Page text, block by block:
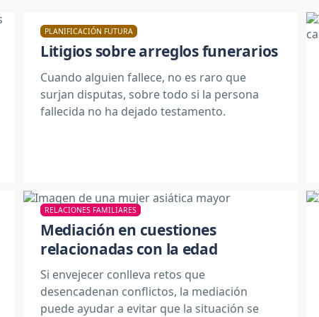
PLANIFICACIÓN FUTURA
Litigios sobre arreglos funerarios
Cuando alguien fallece, no es raro que
surjan disputas, sobre todo si la persona
fallecida no ha dejado testamento.
RELACIONES FAMILIARES
Mediación en cuestiones
relacionadas con la edad
Si envejecer conlleva retos que
desencadenan conflictos, la mediación
puede ayudar a evitar que la situación se